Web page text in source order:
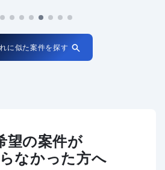
れに似た案件を探す
望の案件が
なかった方へ